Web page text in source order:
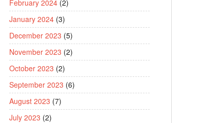
February 2024 (2)
January 2024 (3)
December 2023 (5)
November 2023 (2)
October 2023 (2)
September 2023 (6)
August 2023 (7)
July 2023 (2)